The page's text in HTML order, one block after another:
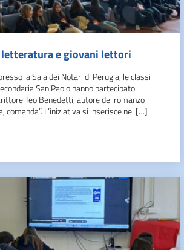
e giovani lettori
la Sala dei Notari di Perugia, le classi
San Paolo hanno partecipato
Teo Benedetti, autore del romanzo
comanda”. L’iniziativa si inserisce nel […]